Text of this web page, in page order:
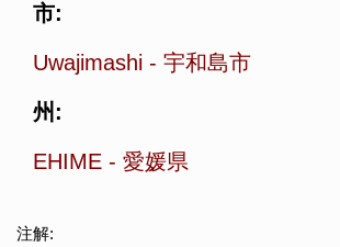
市:
Uwajimashi - 宇和島市
州:
EHIME - 愛媛県
注解: